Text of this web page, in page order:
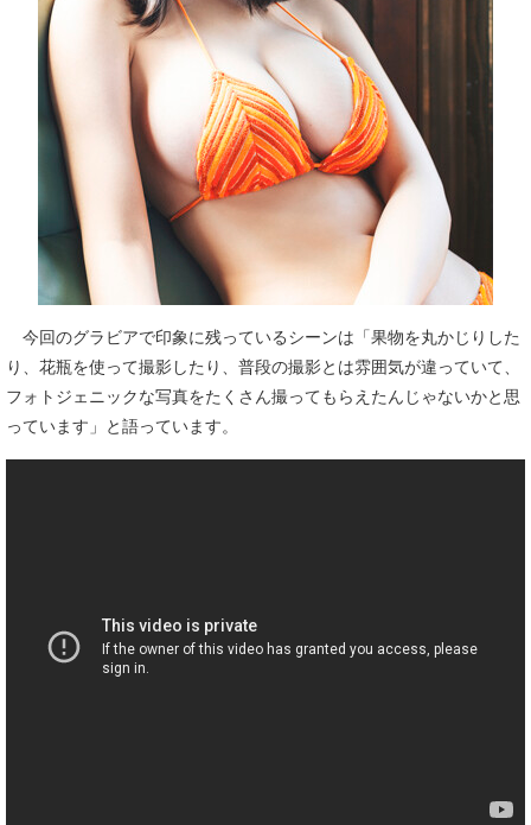
今回のグラビアで印象に残っているシーンは「果物を丸かじりした
り、花瓶を使って撮影したり、普段の撮影とは雰囲気が違っていて、
フォトジェニックな写真をたくさん撮ってもらえたんじゃないかと思
っています」と語っています。